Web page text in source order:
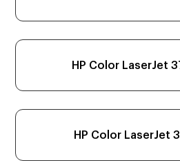
HP Color LaserJet
HP Color LaserJet